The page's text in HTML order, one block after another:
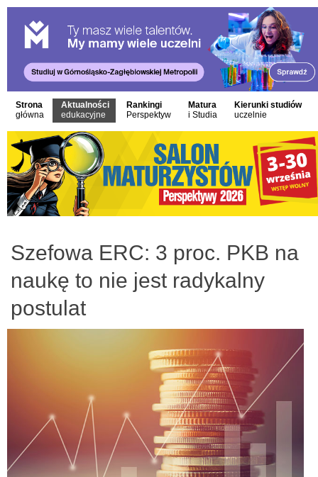
Strona
główna
Aktualności
edukacyjne
Rankingi
Perspektyw
Matura
i Studia
Kierunki studiów
uczelnie
Szefowa ERC: 3 proc. PKB na
naukę to nie jest radykalny
postulat